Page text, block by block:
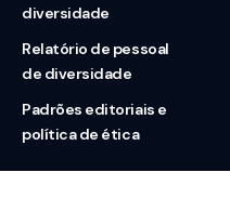
diversidade
Relatório de pessoal
de diversidade
Padrões editoriais e
política de ética